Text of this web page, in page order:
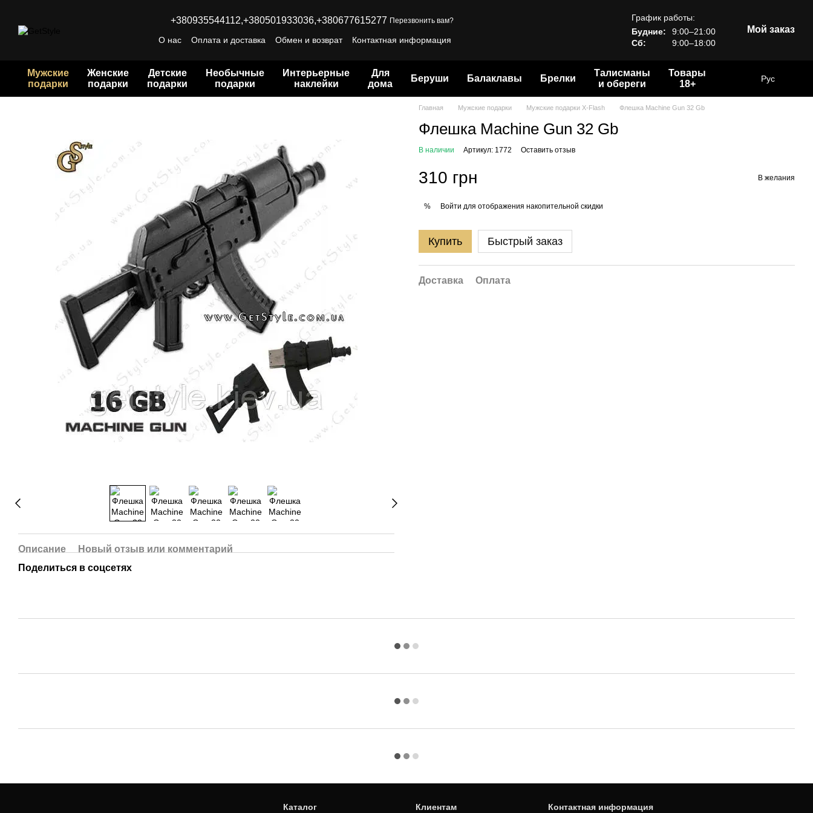
+380935544112,+380501933036,+380677615277 Перезвонить вам?
О нас Оплата и доставка Обмен и возврат Контактная информация
График работы:
Будние:
9:00–21:00
Сб:
9:00–18:00
Мой заказ
Мужские
подарки
Женские
подарки
Детские
подарки
Необычные
подарки
Интерьерные
наклейки
Для
дома
Беруши Балаклавы Брелки
Талисманы
и обереги
Товары
18+
Рус
Описание
Новый отзыв или комментарий
Поделиться в соцсетях
Главная Мужские подарки Мужские подарки X-Flash Флешка Machine Gun 32 Gb
Флешка Machine Gun 32 Gb
В наличии Артикул: 1772 Оставить отзыв
310 грн В желания
% Войти для отображения накопительной скидки
Купить Быстрый заказ
Доставка Оплата
Каталог Клиентам Контактная информация